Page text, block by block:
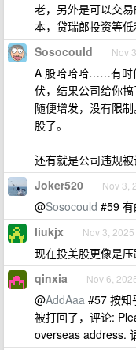
老，另外是可以交
本，贷瑞郎投资等
Sosocould Nov
A 股哈哈哈……有时
伏，结果公司给你
随便增发，没有限
股了。
还有就是公司违规被
Joker520 Nov 3,
@Sosocould #59
liukjx Nov 3, 2025
现在投美股更像是
qinxia Nov 6,
@AddAaa #57 按知
被打回了，评论:
overseas address.